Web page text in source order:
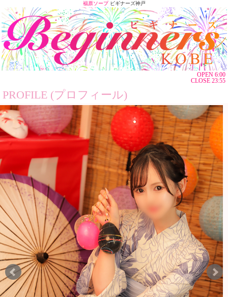
福原ソープ ビギナーズ神戸
OPEN 6:00
CLOSE 23:55
PROFILE (プロフィール)